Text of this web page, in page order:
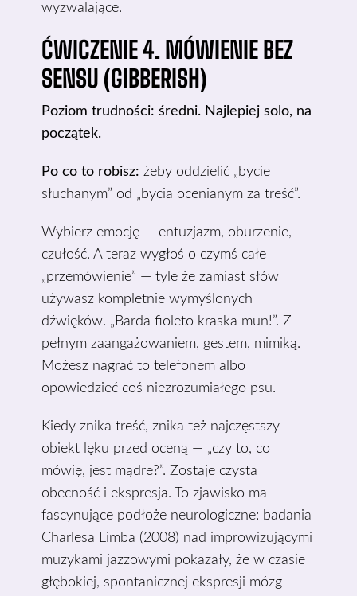
wyzwalające.
ĆWICZENIE 4. MÓWIENIE BEZ
SENSU (GIBBERISH)
Poziom trudności: średni. Najlepiej solo, na
początek.
Po co to robisz: żeby oddzielić „bycie
słuchanym” od „bycia ocenianym za treść”.
Wybierz emocję — entuzjazm, oburzenie,
czułość. A teraz wygłoś o czymś całe
„przemówienie” — tyle że zamiast słów
używasz kompletnie wymyślonych
dźwięków. „Barda fioleto kraska mun!”. Z
pełnym zaangażowaniem, gestem, mimiką.
Możesz nagrać to telefonem albo
opowiedzieć coś niezrozumiałego psu.
Kiedy znika treść, znika też najczęstszy
obiekt lęku przed oceną — „czy to, co
mówię, jest mądre?”. Zostaje czysta
obecność i ekspresja. To zjawisko ma
fascynujące podłoże neurologiczne: badania
Charlesa Limba (2008) nad improwizującymi
muzykami jazzowymi pokazały, że w czasie
głębokiej, spontanicznej ekspresji mózg